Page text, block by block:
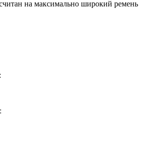
на максимально широкий ремень